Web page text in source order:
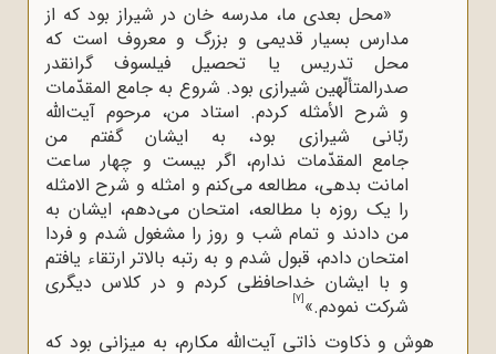
«محل بعدى ما، مدرسه خان در شیراز بود که از
مدارس بسیار قدیمى ‌و بزرگ و معروف است که
محل تدریس یا تحصیل فیلسوف گرانقدر
صدرالمتألّهین شیرازى بود. شروع به جامع المقدّمات
و شرح الأمثله کردم. استاد من، مرحوم آیت‌الله
ربّانى شیرازى بود، به ایشان گفتم من
جامع المقدّمات ندارم، اگر بیست و چهار ساعت‌
امانت بدهى، مطالعه مى‌کنم و ‌امثله و شرح الامثله
را یک روزه با مطالعه، ‌امتحان مى‌دهم، ایشان به
من دادند و تمام شب و روز را مشغول شدم و فردا
‌امتحان دادم، قبول شدم و به رتبه بالاتر ارتقاء یافتم
و با ایشان خداحافظى کردم و در کلاس دیگرى
شرکت نمودم.»[7]
هوش و ذکاوت ذاتی آیت‌الله‌ مکارم، به میزانی بود که